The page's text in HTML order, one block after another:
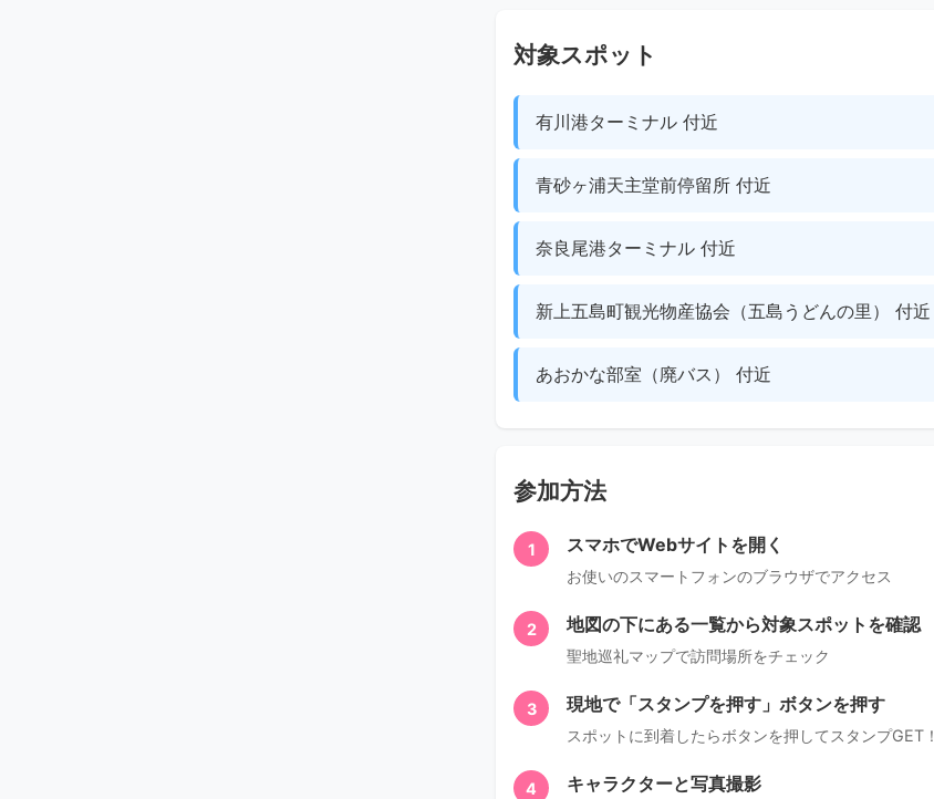
対象スポット
有川港ターミナル 付近
青砂ヶ浦天主堂前停留所 付近
奈良尾港ターミナル 付近
新上五島町観光物産協会（五島うどんの里） 付近
あおかな部室（廃バス） 付近
参加方法
1 スマホでWebサイトを開く
お使いのスマートフォンのブラウザでアクセス
2 地図の下にある一覧から対象スポットを確認
聖地巡礼マップで訪問場所をチェック
3 現地で「スタンプを押す」ボタンを押す
スポットに到着したらボタンを押してスタンプGET！
4 キャラクターと写真撮影